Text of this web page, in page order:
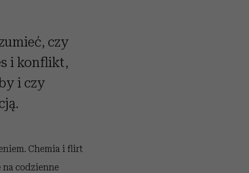
czy
i konflikt,
i czy
Chemia i flirt
na codzienne